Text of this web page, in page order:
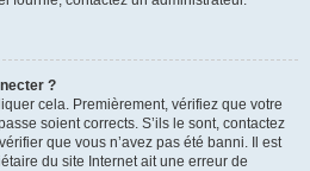
?
cela. Premièrement, vérifiez que votre
soient corrects. S’ils le sont, contactez
que vous n’avez pas été banni. Il est
du site Internet ait une erreur de